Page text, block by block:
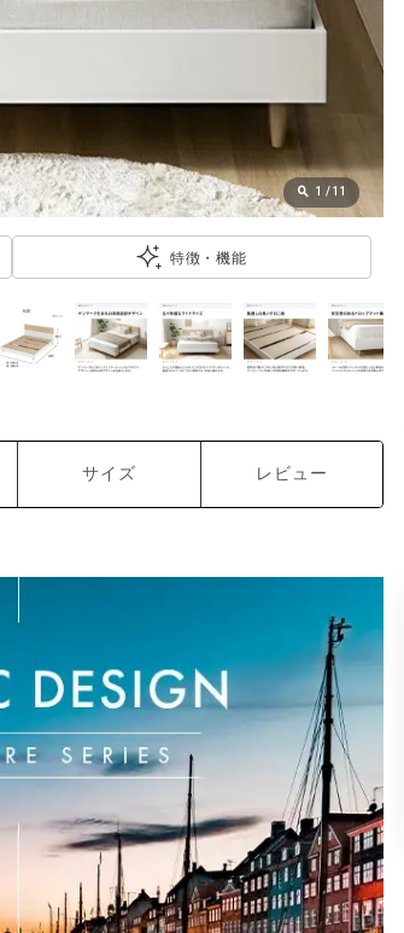
1 /11
特徴・機能
サイズ レビュー